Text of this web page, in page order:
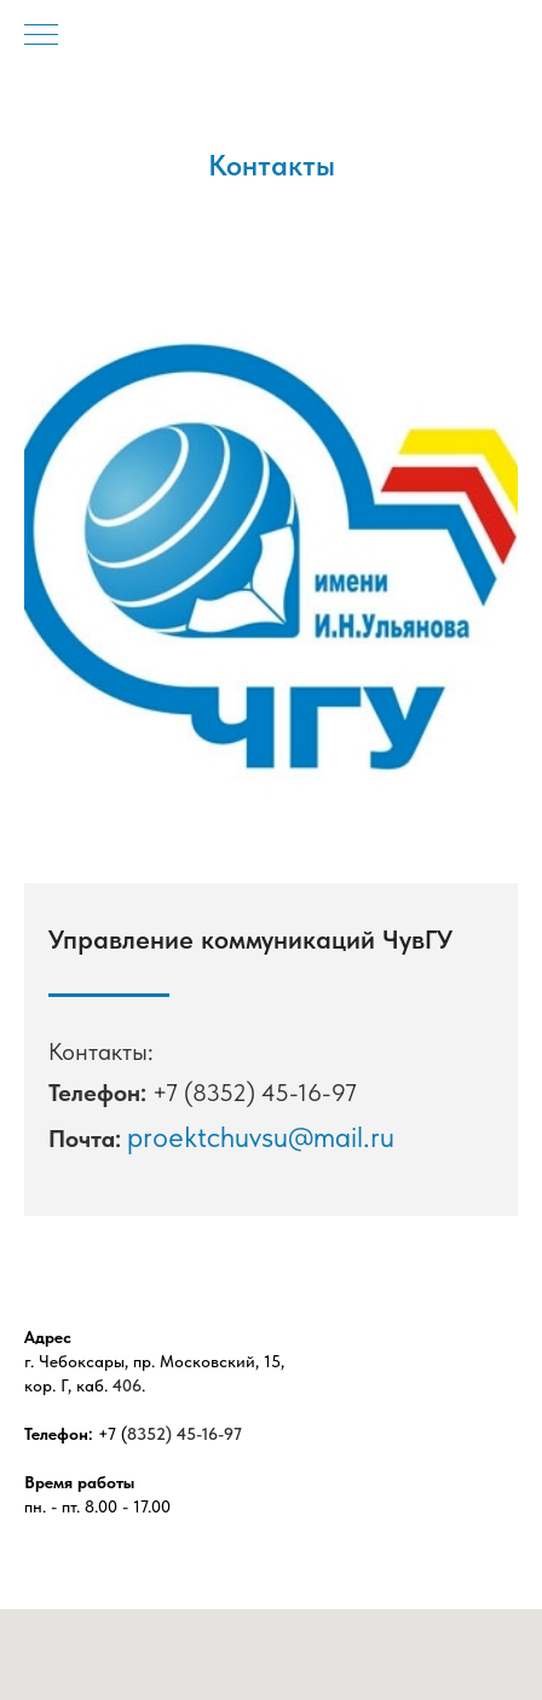
Контакты
Управление коммуникаций ЧувГУ
Контакты:
Телефон: +7 (8352) 45-16-97
Почта: proektchuvsu@mail.ru
Адрес
г. Чебоксары, пр. Московский, 15,
кор. Г, каб. 406.
Телефон: +7 (8352) 45-16-97
Время работы
пн. - пт. 8.00 - 17.00